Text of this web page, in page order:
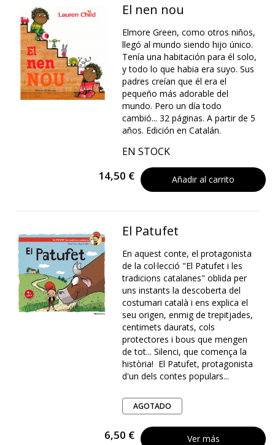
El nen nou
Elmore Green, como otros niños,
llegó al mundo siendo hijo único.
Tenía una habitación para él solo,
y todo lo que habia era suyo. Sus
padres creían que él era el
pequeño más adorable del
mundo. Pero un día todo
cambió... 32 páginas. A partir de 5
años. Edición en Catalán.
EN STOCK
14,50 € Añadir al carrito
El Patufet
En aquest conte, el protagonista
de la col·lecció "El Patufet i les
tradicions catalanes" oblida per
uns instants la descoberta del
costumari català i ens explica el
seu origen, enmig de trepitjades,
centimets daurats, cols
protectores i bous que mengen
de tot... Silenci, que comença la
història! El Patufet, protagonista
d'un dels contes populars...
AGOTADO
6,50 € Ver más